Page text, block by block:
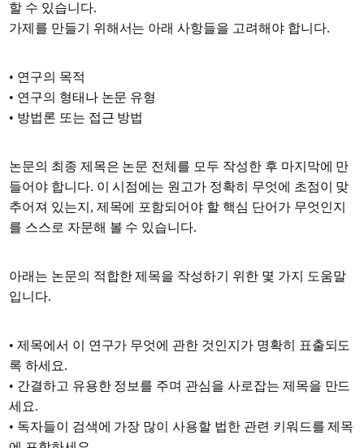
할 수 있습니다.
가제를 만들기 위해서는 아래 사항들을 고려해야 합니다.
• 연구의 목적
• 연구의 형태나 논문 유형
• 방법론 또는 접근 방법
논문의 최종 제목은 논문 전체를 모두 작성한 후 마지막에 만
들어야 합니다. 이 시점에는 원고가 정확히 무엇에 초점이 맞
추어져 있는지, 제목에 포함되어야 할 핵심 단어가 무엇인지
를 스스로 자문해 볼 수 있습니다.
아래는 논문의 적합한 제목을 작성하기 위한 몇 가지 도움말
입니다.
• 제목에서 이 연구가 무엇에 관한 것인지가 명확히 표출되도
록 하세요.
• 간결하고 유용한 정보를 주며 관심을 사로잡는 제목을 만드
세요.
• 독자들이 검색에 가장 많이 사용할 법한 관련 키워드를 제목